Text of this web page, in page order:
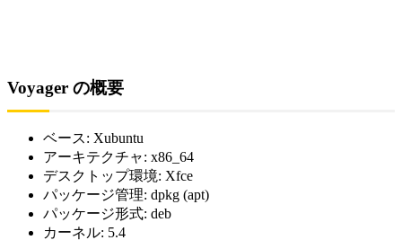
Voyager の概要
ベース: Xubuntu
アーキテクチャ: x86_64
デスクトップ環境: Xfce
パッケージ管理: dpkg (apt)
パッケージ形式: deb
カーネル: 5.4